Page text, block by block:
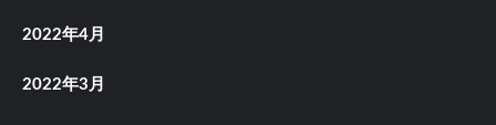
2022年4月
2022年3月